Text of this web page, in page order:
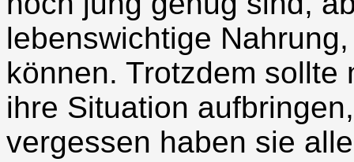
lebenswichtige
können. Trotzdem sollte
ihre Situation
vergessen haben sie